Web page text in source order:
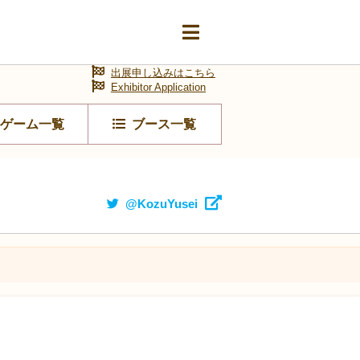
ゲーム一覧 ブース一覧
出展申し込みはこちら
Exhibitor Application
@KozuYusei